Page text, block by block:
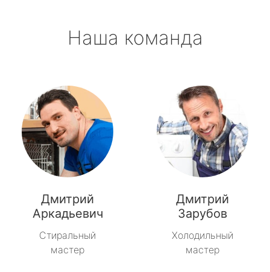
Наша команда
Дмитрий
Аркадьевич
Стиральный
мастер
Дмитрий
Зарубов
Холодильный
мастер